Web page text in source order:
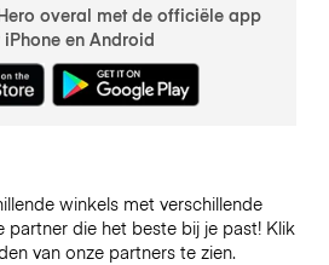
overal met de officiële app
en Android
winkels met verschillende
partner die het beste bij je past! Klik
van onze partners te zien.